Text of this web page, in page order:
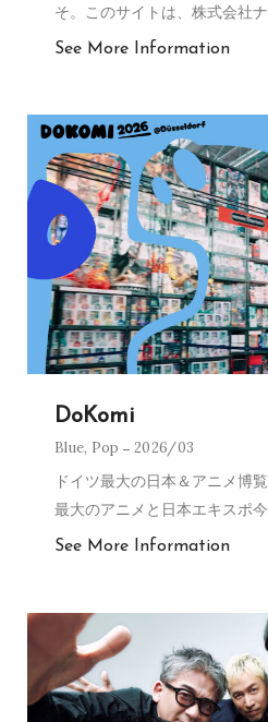
そ。このサイトは、株式会社
See More Information
DoKomi
Blue, Pop 2026/03
ドイツ最大の日本＆アニメ博
最大のアニメと日本エキスポ
See More Information